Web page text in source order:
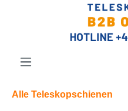
Alle Teleskopschienen